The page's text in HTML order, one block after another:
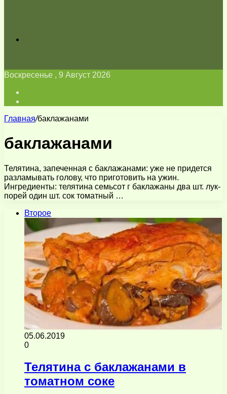
Воскресенье , 9 Август 2026
Главная/баклажанами
баклажанами
Телятина, запеченная с баклажанами: уже не придется
разламывать голову, что приготовить на ужин.
Ингредиенты: телятина семьсот г баклажаны два шт. лук-
порей один шт. сок томатный …
Второе
05.06.2019
0
Телятина с баклажанами в
томатном соке